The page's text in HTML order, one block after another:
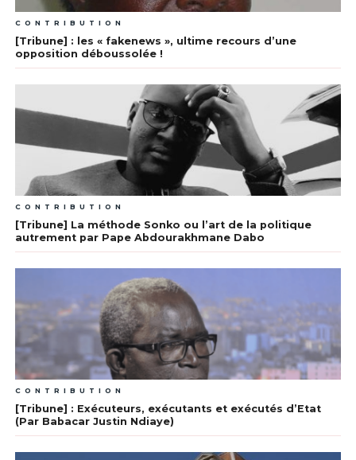
CONTRIBUTION
[Tribune] : les « fakenews », ultime recours d’une
opposition déboussolée !
CONTRIBUTION
[Tribune] La méthode Sonko ou l’art de la politique
autrement par Pape Abdourakhmane Dabo
CONTRIBUTION
[Tribune] : Exécuteurs, exécutants et exécutés d’Etat
(Par Babacar Justin Ndiaye)